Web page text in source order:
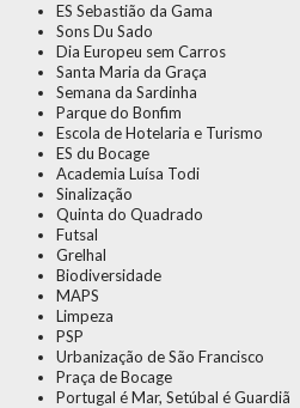
ES Sebastião da Gama
Sons Du Sado
Dia Europeu sem Carros
Santa Maria da Graça
Semana da Sardinha
Parque do Bonfim
Escola de Hotelaria e Turismo
ES du Bocage
Academia Luísa Todi
Sinalização
Quinta do Quadrado
Futsal
Grelhal
Biodiversidade
MAPS
Limpeza
PSP
Urbanização de São Francisco
Praça de Bocage
Portugal é Mar, Setúbal é Guardiã